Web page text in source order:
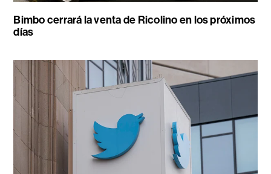
Bimbo cerrará la venta de Ricolino en los próximos
días